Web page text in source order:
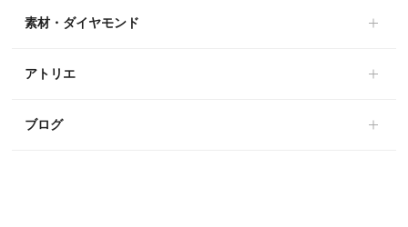
素材・ダイヤモンド
アトリエ
ブログ